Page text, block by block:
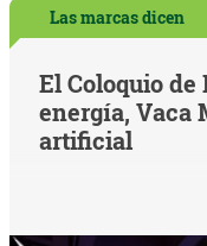
Las marcas dicen
El Coloquio
energía, Vaca
artificial